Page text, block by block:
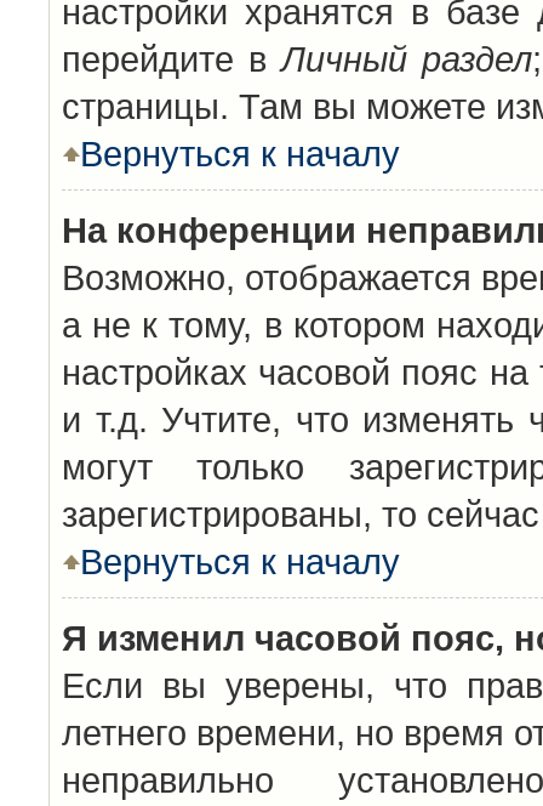
настройки хранятся в
перейдите вЛичный раздел
страницы. Там вы можете
Вернуться к началу
На конференции
Возможно, отображается
а не к тому, в котором
настройках часовой пояс
и т.д. Учтите, что изменять
могут только
зарегистрированы, то
Вернуться к началу
Я изменил часовой пояс,
Если вы уверены, что
летнего времени, но время
неправильно